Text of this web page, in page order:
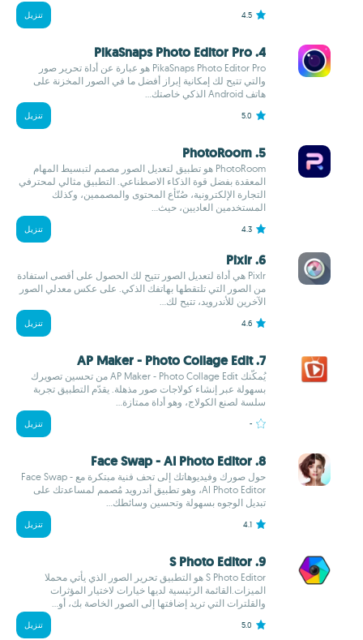
4.5 تنزيل
4. PikaSnaps Photo Editor Pro
PikaSnaps Photo Editor Pro هو عبارة عن أداة تحرير صور
والتي تتيح لك إمكانية إبراز أفضل ما في الصور المخزنة على
هاتف Android الذكي خاصتك...
5.0 تنزيل
5. PhotoRoom
PhotoRoom هو تطبيق لتعديل الصور مصمم لتبسيط المهام
المعقدة بفضل قوة الذكاء الاصطناعي. التطبيق مثالي لمحترفي
التجارة الإلكترونية، صُنّأع المحتوى والمصممين، وكذلك
المستخدمين العاديين، حيث...
4.3 تنزيل
6. Pixlr
Pixlr هي أداة لتعديل الصور تتيح لك الحصول على أقصى استفادة
من الصور التي تلتقطها بهاتفك الذكي. على عكس معدلي الصور
الآخرين للأندرويد، تتيح لك...
4.6 تنزيل
7. AP Maker - Photo Collage Edit
يُمكّنك AP Maker - Photo Collage Edit من تحسين تصويرك
بسهولة عبر إنشاء كولاجات صور مذهلة. يقدّم التطبيق تجربة
سلسة لصنع الكولاج، وهو أداة ممتازة...
- تنزيل
8. Face Swap - AI Photo Editor
حول صورك وفيديوهاتك إلى تحف فنية مبتكرة مع Face Swap -
AI Photo Editor، وهو تطبيق أندرويد مُصمم لمساعدتك على
تبديل الوجوه بسهولة وتحسين وسائطك...
4.1 تنزيل
9. S Photo Editor
S Photo Editor هو التطبيق تحرير الصور الذي يأتي محملا
الميزات.القائمة الرئيسية لديها خيارات لاختيار المؤثرات
والقلترات التي تريد إضافتها إلى الصور الخاصة بك، أو...
5.0 تنزيل